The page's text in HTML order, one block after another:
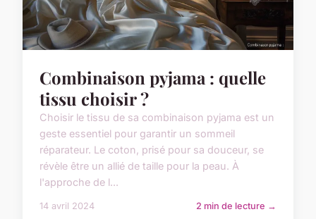
Combinaison pyjama : quelle
tissu choisir ?
Choisir le tissu de sa combinaison pyjama est un
geste essentiel pour garantir un sommeil
réparateur. Le coton, prisé pour sa douceur, se
révèle être un allié de taille pour la peau. À
l'approche de l...
14 avril 2024 2 min de lecture →